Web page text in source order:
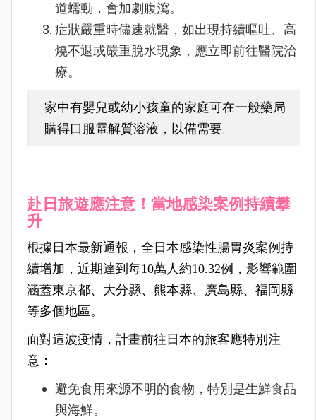
道蠕動，會加劇腹瀉。
症狀嚴重時儘速就醫，如出現持續嘔吐、高
燒不退或嚴重脫水現象，應立即前往醫院治
療。
家中有嬰兒或幼小孩童的家庭可在一般藥局
購得口服電解質溶液，以備需要。
赴日旅遊應注意！當地感染案例持續攀
升
根據日本最新通報，全日本感染性腸胃炎案例持
續增加，近期達到每10萬人約10.32例，影響範圍
涵蓋東京都、大分縣、熊本縣、廣島縣、福岡縣
等多個地區。
面對這波疫情，計畫前往日本的旅客應特別注
意：
避免食用來源不明的食物，特別是生鮮食品
與海鮮。